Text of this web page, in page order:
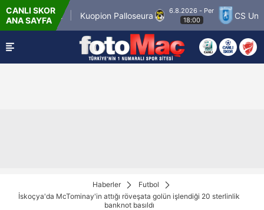
CANLI SKOR
ANA SAYFA
Match 12 Kuopion Palloseura
6.8.2026 - Per
18:00
CS
Haberler
Futbol
İskoçya'da McTominay'in attığı röveşata golün işlendiği 20 sterlinlik
banknot basıldı